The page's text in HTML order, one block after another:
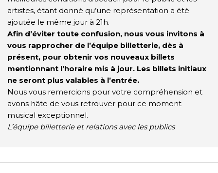
artistes, étant donné qu’une représentation a été
ajoutée le même jour à 21h.
Afin d’éviter toute confusion, nous vous invitons à
vous rapprocher de l’équipe billetterie, dès à
présent, pour obtenir vos nouveaux billets
mentionnant l’horaire mis à jour. Les billets initiaux
ne seront plus valables à l’entrée.
Nous vous remercions pour votre compréhension et
avons hâte de vous retrouver pour ce moment
musical exceptionnel.
L’équipe billetterie et relations avec les publics